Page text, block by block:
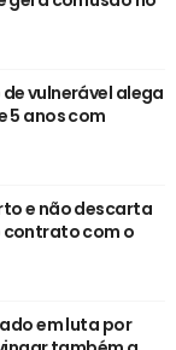
vulnerável alega
5 anos com
e não descarta
com o
em luta por